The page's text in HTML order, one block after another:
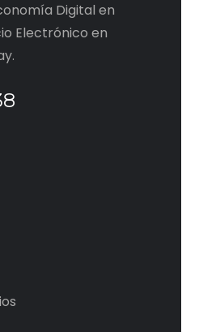
Digital en
Electrónico en